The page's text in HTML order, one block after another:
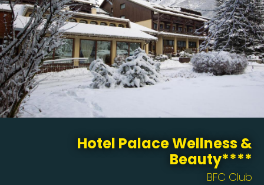
Hotel Palace Wellness &
Beauty****
BFC Club